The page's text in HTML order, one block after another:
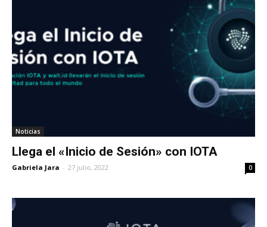
Noticias
Llega el «Inicio de Sesión» con IOTA
Gabriela Jara - 27 julio, 2022 0